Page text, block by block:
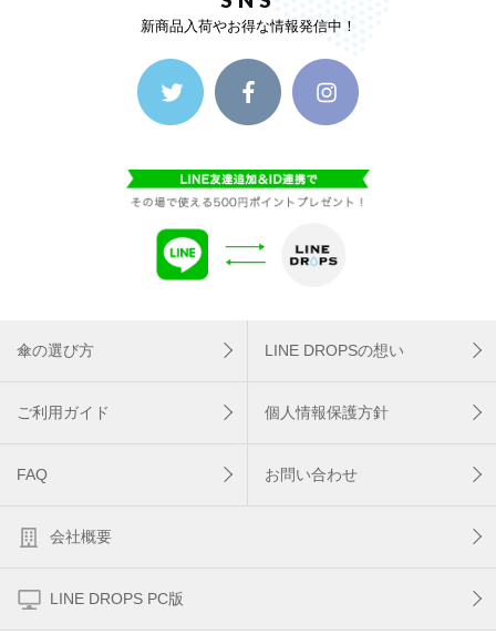
新商品入荷やお得な情報発信中！
傘の選び方 LINE DROPSの想い
ご利用ガイド 個人情報保護方針
FAQ お問い合わせ
会社概要
LINE DROPS PC版